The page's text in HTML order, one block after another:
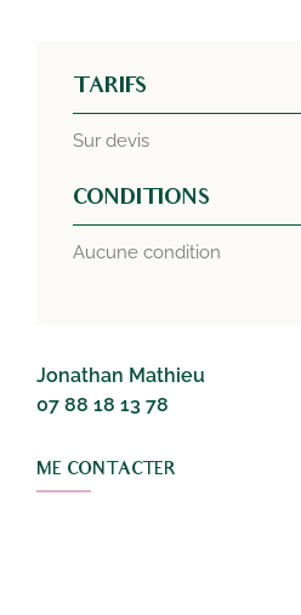
TARIFS
Sur devis
CONDITIONS
Aucune condition
Jonathan Mathieu
07 88 18 13 78
ME CONTACTER